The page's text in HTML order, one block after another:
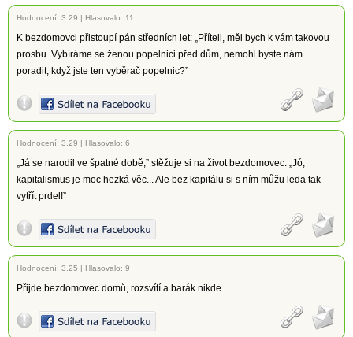
Hodnocení: 3.29 | Hlasovalo: 11
K bezdomovci přistoupí pán středních let: „Příteli, měl bych k vám takovou
prosbu. Vybíráme se ženou popelnici před dům, nemohl byste nám
poradit, když jste ten vyběrač popelnic?”
Hodnocení: 3.29 | Hlasovalo: 6
„Já se narodil ve špatné době,” stěžuje si na život bezdomovec. „Jó,
kapitalismus je moc hezká věc... Ale bez kapitálu si s ním můžu leda tak
vytřít prdel!”
Hodnocení: 3.25 | Hlasovalo: 9
Přijde bezdomovec domů, rozsvítí a barák nikde.